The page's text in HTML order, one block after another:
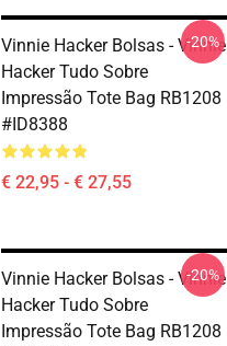
Vinnie Hacker Bolsas - Vinnie
Hacker Tudo Sobre
Impressão Tote Bag RB1208
#ID8388
€ 22,95 - € 27,55
-20%
Vinnie Hacker Bolsas - Vinnie
Hacker Tudo Sobre
Impressão Tote Bag RB1208
-20%